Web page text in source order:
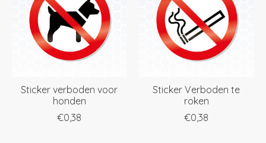
Sticker verboden voor
honden
€0,38
Sticker Verboden te
roken
€0,38